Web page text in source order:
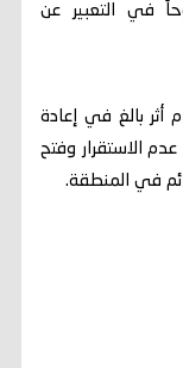
في التعبير عن
بالغ في إعادة
الاستقرار وفتح
في المنطقة.